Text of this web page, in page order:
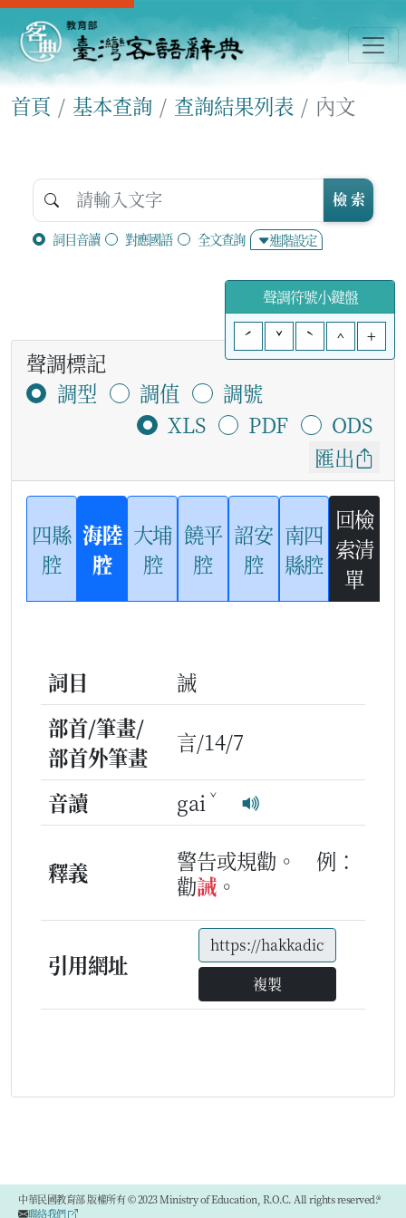
首頁 基本查詢 查詢結果列表 內文
詞目音讀 對應國語 全文查詢 進階設定
檢 索
聲調符號小鍵盤
ˊ
ˇ ˋ ^ +
聲調標記
調型
調值
調號
XLS
PDF
ODS
匯出
四縣
腔
海陸
腔
大埔
腔
饒平
腔
詔安
腔
南四
縣腔
回檢
索清
單
詞目
誡
部首/筆畫/
部首外筆畫
言/14/7
音讀 gai ˇ
釋義 警告或規勸。
例：
勸誡 。
引用網址
複製
中華民國教育部 版權所有 © 2023 Ministry of Education, R.O.C. All rights reserved.®
聯絡我們